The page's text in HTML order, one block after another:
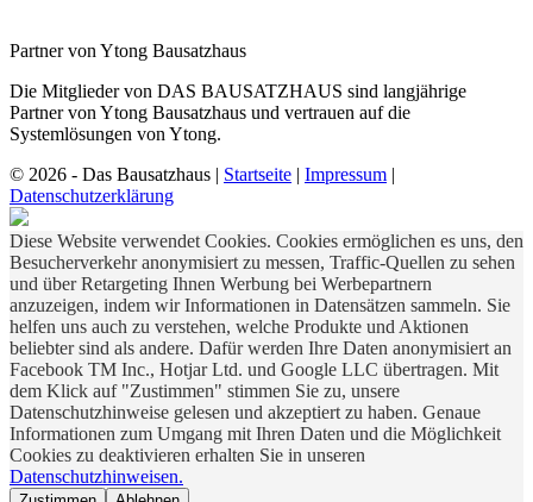
Partner von Ytong Bausatzhaus
Die Mitglieder von DAS BAUSATZHAUS sind langjährige
Partner von Ytong Bausatzhaus und vertrauen auf die
Systemlösungen von Ytong.
© 2026 - Das Bausatzhaus | Startseite | Impressum |
Datenschutzerklärung
Diese Website verwendet Cookies. Cookies ermöglichen es uns, den
Besucherverkehr anonymisiert zu messen, Traffic-Quellen zu sehen
und über Retargeting Ihnen Werbung bei Werbepartnern
anzuzeigen, indem wir Informationen in Datensätzen sammeln. Sie
helfen uns auch zu verstehen, welche Produkte und Aktionen
beliebter sind als andere. Dafür werden Ihre Daten anonymisiert an
Facebook TM Inc., Hotjar Ltd. und Google LLC übertragen. Mit
dem Klick auf "Zustimmen" stimmen Sie zu, unsere
Datenschutzhinweise gelesen und akzeptiert zu haben. Genaue
Informationen zum Umgang mit Ihren Daten und die Möglichkeit
Cookies zu deaktivieren erhalten Sie in unseren
Datenschutzhinweisen.